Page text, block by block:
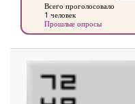
Всего проголосовало
1 человек
Прошлые опросы